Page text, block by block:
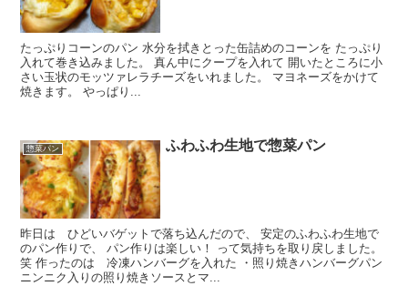
たっぷりコーンのパン 水分を拭きとった缶詰めのコーンを たっぷり
入れて巻き込みました。 真ん中にクープを入れて 開いたところに小
さい玉状のモッツァレラチーズをいれました。 マヨネーズをかけて
焼きます。 やっぱり...
惣菜パン ふわふわ生地で惣菜パン
昨日は ひどいバゲットで落ち込んだので、 安定のふわふわ生地で
のパン作りで、 パン作りは楽しい！ って気持ちを取り戻しました。
笑 作ったのは 冷凍ハンバーグを入れた ・照り焼きハンバーグパン
ニンニク入りの照り焼きソースとマ...